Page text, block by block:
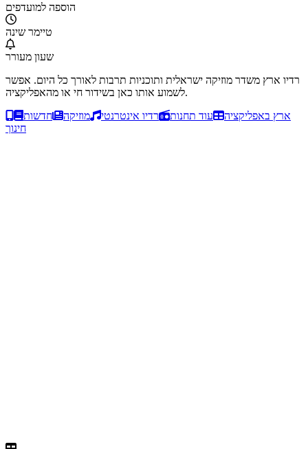
הוספה למועדפים
טיימר שינה
שעון מעורר
רדיו ארץ משדר מוזיקה ישראלית ותוכניות תרבות לאורך כל היום. אפשר
לשמוע אותו כאן בשידור חי או מהאפליקציה.
ארץ באפליקציה
עוד תחנות רדיו אינטרנטי מוזיקה
חדשות
חינוך